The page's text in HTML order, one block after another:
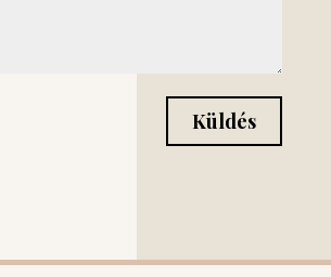
Küldés